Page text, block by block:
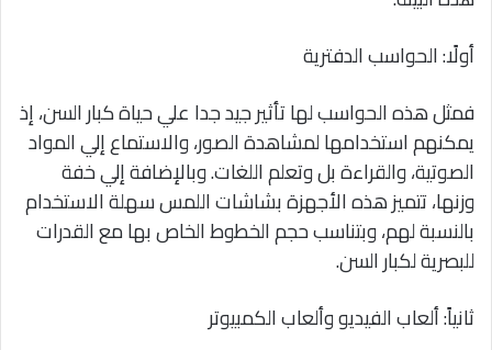
أولًا: الحواسب الدفترية
فمثل هذه الحواسب لها تأثير جيد جدا علي حياة كبار السن، إذ
يمكنهم استخدامها لمشاهدة الصور، والاستماع إلي المواد
الصوتية، والقراءة بل وتعلم اللغات. وبالإضافة إلي خفة
وزنها، تتميز هذه الأجهزة بشاشات اللمس سهلة الاستخدام
بالنسبة لهم، وبتناسب حجم الخطوط الخاص بها مع القدرات
للبصرية لكبار السن.
ثانياً: ألعاب الفيديو وألعاب الكمبيوتر